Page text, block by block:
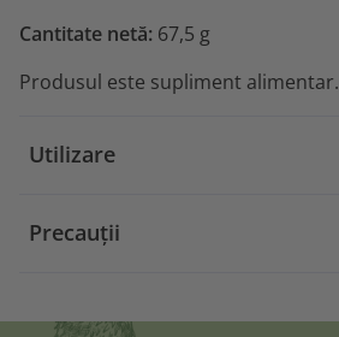
Cantitate netă: 67,5 g
Produsul este supliment alimentar.
Utilizare
Precauții